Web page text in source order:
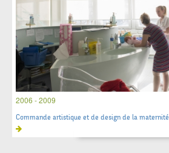
2006 - 2009
Commande artistique et de design de la